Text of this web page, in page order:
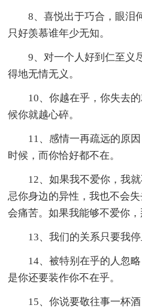
8、喜悦出于巧合，眼泪何
只好羡慕谁年少无知。
9、对一个人好到仁至义
得地无情无义。
10、你越在乎，你失去的
候你就越心碎。
11、感情一再疏远的原因
时候，而你恰好都不在。
12、如果我不爱你，我就
忌你身边的异性，我也不会
会痛苦。如果我能够不爱你，
13、我们的关系只要我停
14、被特别在乎的人忽略
是你还要装作你不在乎。
15、你说要敬往事一杯酒